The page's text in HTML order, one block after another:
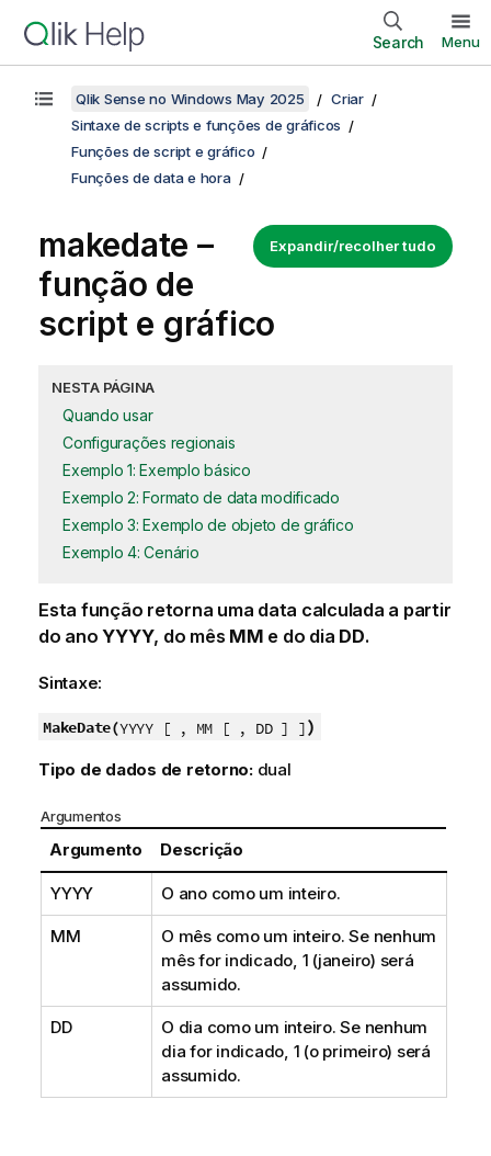
Search Menu
Qlik Sense no Windows May 2025
Criar
Sintaxe de scripts e funções de gráficos
Funções de script e gráfico
Funções de data e hora
Expandir/recolher tudo
makedate –
função de
script e gráfico
NESTA PÁGINA
Quando usar
Configurações regionais
Exemplo 1: Exemplo básico
Exemplo 2: Formato de data modificado
Exemplo 3: Exemplo de objeto de gráfico
Exemplo 4: Cenário
Esta função retorna uma data calculada a partir
do anoYYYY, do mês MM e do dia DD.
Sintaxe:
MakeDate(YYYY [ , MM [ , DD ] ])
Tipo de dados de retorno: dual
Argumentos
Argumento Descrição
YYYY O ano como um inteiro.
MM
O mês como um inteiro. Se nenhum
mês for indicado, 1 (janeiro) será
assumido.
DD
O dia como um inteiro. Se nenhum
dia for indicado, 1 (o primeiro) será
assumido.